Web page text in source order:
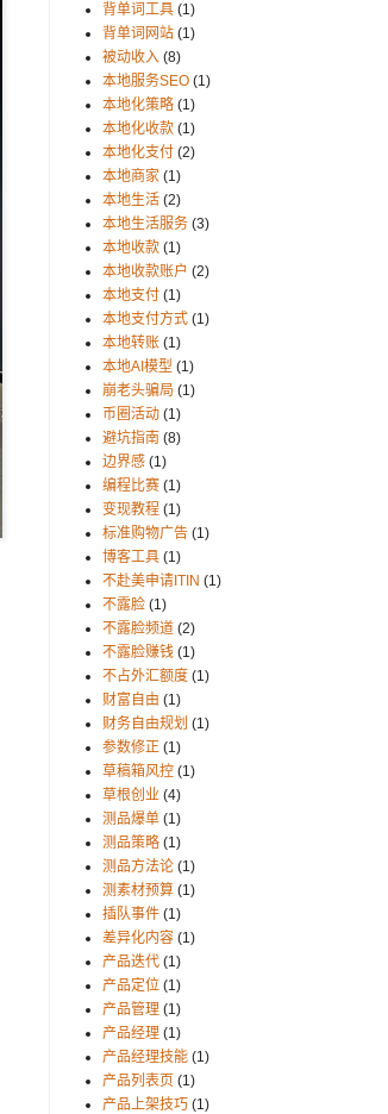
背单词工具 (1)
背单词网站 (1)
被动收入 (8)
本地服务SEO (1)
本地化策略 (1)
本地化收款 (1)
本地化支付 (2)
本地商家 (1)
本地生活 (2)
本地生活服务 (3)
本地收款 (1)
本地收款账户 (2)
本地支付 (1)
本地支付方式 (1)
本地转账 (1)
本地AI模型 (1)
崩老头骗局 (1)
币圈活动 (1)
避坑指南 (8)
边界感 (1)
编程比赛 (1)
变现教程 (1)
标准购物广告 (1)
博客工具 (1)
不赴美申请ITIN (1)
不露脸 (1)
不露脸频道 (2)
不露脸赚钱 (1)
不占外汇额度 (1)
财富自由 (1)
财务自由规划 (1)
参数修正 (1)
草稿箱风控 (1)
草根创业 (4)
测品爆单 (1)
测品策略 (1)
测品方法论 (1)
测素材预算 (1)
插队事件 (1)
差异化内容 (1)
产品迭代 (1)
产品定位 (1)
产品管理 (1)
产品经理 (1)
产品经理技能 (1)
产品列表页 (1)
产品上架技巧 (1)